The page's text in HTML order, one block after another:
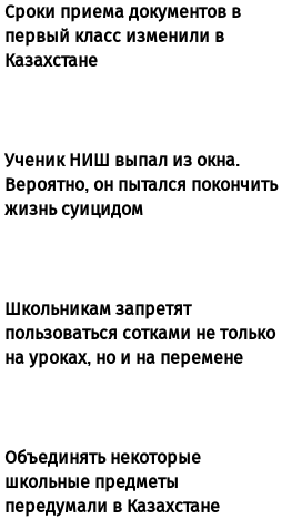
Сроки приема документов в
первый класс изменили в
Казахстане
Ученик НИШ выпал из окна.
Вероятно, он пытался покончить
жизнь суицидом
Школьникам запретят
пользоваться сотками не только
на уроках, но и на перемене
Объединять некоторые
школьные предметы
передумали в Казахстане